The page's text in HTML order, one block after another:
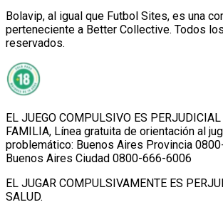
Bolavip, al igual que Futbol Sites, es una
perteneciente a Better Collective. Todos
reservados.
EL JUEGO COMPULSIVO ES
FAMILIA, Línea gratuita de orientación al
problemático: Buenos Aires Provincia
Buenos Aires Ciudad 0800-666-6006
EL JUGAR COMPULSIVAMENTE ES
SALUD.